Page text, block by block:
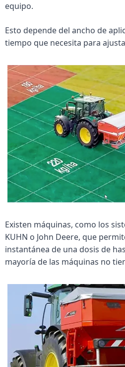
equipo.
Esto depende del ancho de
tiempo que necesita para
Existen máquinas, como los
KUHN o John Deere, que
instantánea de una dosis de
mayoría de las máquinas no